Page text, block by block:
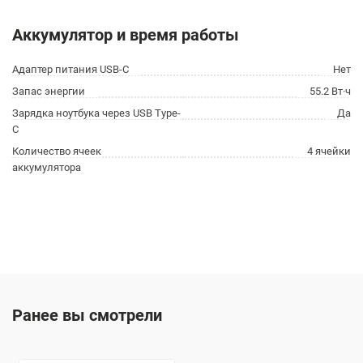
Аккумулятор и время работы
Адаптер питания USB-C
Нет
Запас энергии
55.2 Вт·ч
Зарядка ноутбука через USB Type-
C
Да
Количество ячеек
аккумулятора
4 ячейки
Ранее вы смотрели